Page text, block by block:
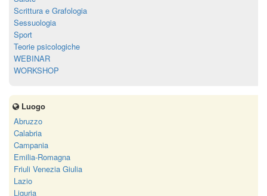
Scrittura e Grafologia
Sessuologia
Sport
Teorie psicologiche
WEBINAR
WORKSHOP
Luogo
Abruzzo
Calabria
Campania
Emilia-Romagna
Friuli Venezia Giulia
Lazio
Liguria